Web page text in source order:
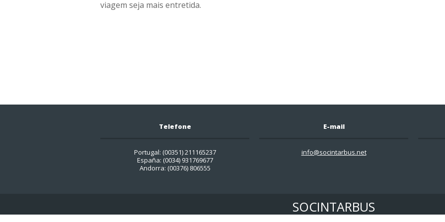
viagem seja mais entretida.
Telefone
Portugal: (00351) 211165237
España: (0034) 931769677
Andorra: (00376) 806555
E-mail
info@socintarbus.net
SOCINTARBUS